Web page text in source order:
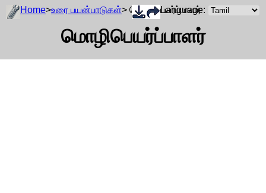
Home>உரை பயன்பாடுகள்> மொழிபெயர்ப்பாளர்
மொழிபெயர்ப்பாளர்
Language: